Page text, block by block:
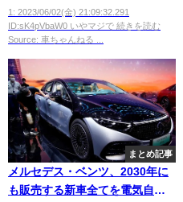
ｗｗｗｗｗ
1: 2023/06/02(金) 21:09:32.291
ID:sK4pVbaW0 いやマジで 続きを読む
Source: 車ちゃんねる ...
まとめ記事
メルセデス・ベンツ、2030年に
も販売する新車全てを電気自動